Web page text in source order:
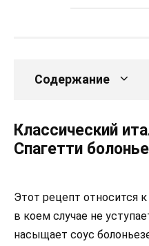
Содержание
Классический
Спагетти
Этот рецепт относится
в коем случае не
насыщает соус